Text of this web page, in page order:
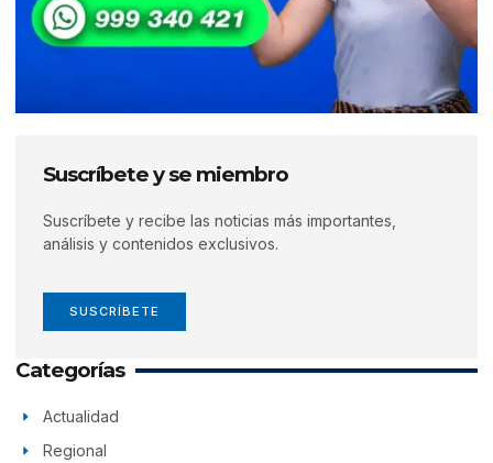
Suscríbete y se miembro
Suscríbete y recibe las noticias más importantes,
análisis y contenidos exclusivos.
SUSCRÍBETE
Categorías
Actualidad
Regional